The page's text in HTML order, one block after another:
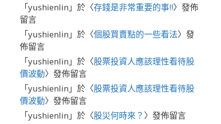
「yushienlin 」於〈存錢是非常重要的事!!〉發佈
留言
「yushienlin 」於〈個股買賣點的一些看法〉發
佈留言
「yushienlin 」於〈股票投資人應該理性看待股
價波動〉發佈留言
「yushienlin 」於〈股票投資人應該理性看待股
價波動〉發佈留言
「yushienlin 」於〈股災何時來？ 〉發佈留言